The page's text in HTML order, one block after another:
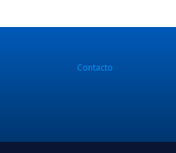
Contacto